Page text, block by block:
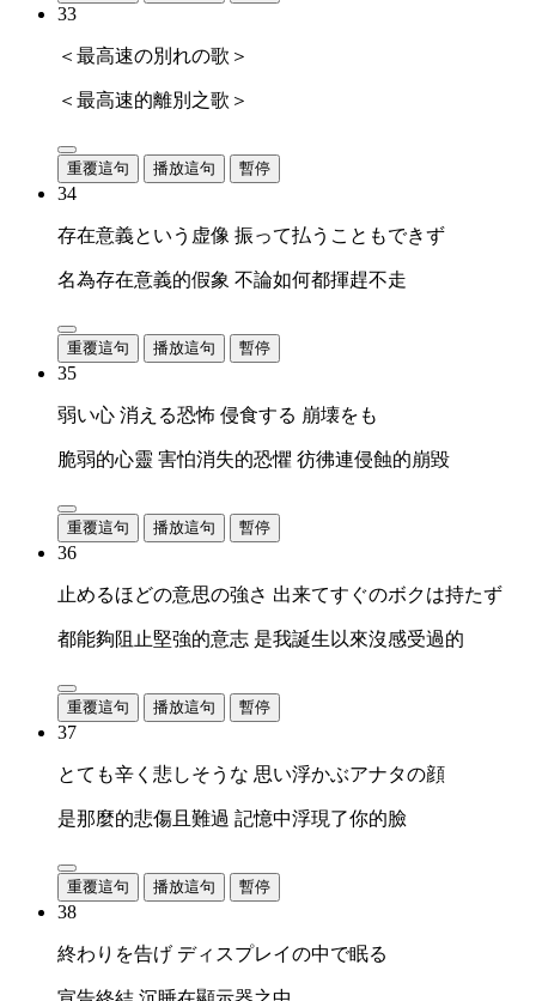
33
＜最高速の別れの歌＞
＜最高速的離別之歌＞
重覆這句 播放這句 暫停
34
存在意義という虚像 振って払うこともできず
名為存在意義的假象 不論如何都揮趕不走
重覆這句 播放這句 暫停
35
弱い心 消える恐怖 侵食する 崩壊をも
脆弱的心靈 害怕消失的恐懼 彷彿連侵蝕的崩毀
重覆這句 播放這句 暫停
36
止めるほどの意思の強さ 出来てすぐのボクは持たず
都能夠阻止堅強的意志 是我誕生以來沒感受過的
重覆這句 播放這句 暫停
37
とても辛く悲しそうな 思い浮かぶアナタの顔
是那麼的悲傷且難過 記憶中浮現了你的臉
重覆這句 播放這句 暫停
38
終わりを告げ ディスプレイの中で眠る